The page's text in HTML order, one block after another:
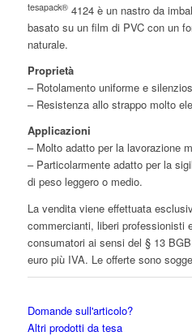
tesapack®4124 è un nastro da
basato su un film di PVC con un
naturale.
Proprietà
– Rotolamento uniforme e
– Resistenza allo strappo molto
Applicazioni
– Molto adatto per la lavorazione
– Particolarmente adatto per la
di peso leggero o medio.
La vendita viene effettuata
commercianti, liberi professionisti
consumatori ai sensi del § 13
euro più IVA. Le offerte sono
Domande sull'articolo?
Altri prodotti da tesa